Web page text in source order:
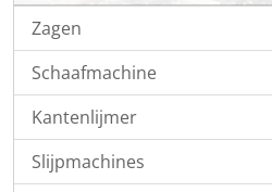
Zagen
Schaafmachine
Kantenlijmer
Slijpmachines